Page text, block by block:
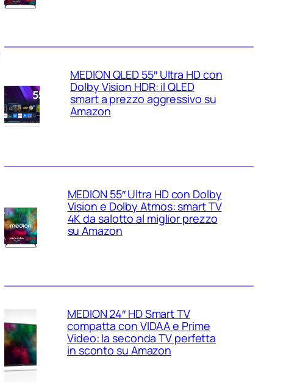
MEDION QLED 55″ Ultra HD con
Dolby Vision HDR: il QLED
smart a prezzo aggressivo su
Amazon
MEDION 55″ Ultra HD con Dolby
Vision e Dolby Atmos: smart TV
4K da salotto al miglior prezzo
su Amazon
MEDION 24″ HD Smart TV
compatta con VIDAA e Prime
Video: la seconda TV perfetta
in sconto su Amazon